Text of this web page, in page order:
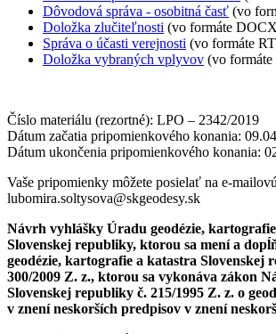
Dôvodová správa - osobitná časť (vo
Doložka zlučiteľnosti (vo formáte
Správa o účasti verejnosti (vo formáte
Doložka vybraných vplyvov (vo
Číslo materiálu (rezortné): LPO – 2342/2019
Dátum začatia pripomienkového konania:
Dátum ukončenia pripomienkového konania:
Vaše pripomienky môžete posielať na e-
lubomira.soltysova@skgeodesy.sk
Návrh vyhlášky Úradu geodézie,
Slovenskej republiky, ktorou sa mení a
geodézie, kartografie a katastra Slovenskej
300/2009 Z. z., ktorou sa vykonáva zákon
Slovenskej republiky č. 215/1995 Z. z. o
v znení neskorších predpisov v znení